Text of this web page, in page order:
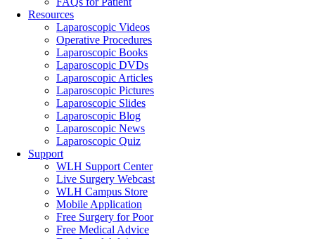
Resources
Laparoscopic Videos
Operative Procedures
Laparoscopic Books
Laparoscopic DVDs
Laparoscopic Articles
Laparoscopic Pictures
Laparoscopic Slides
Laparoscopic Blog
Laparoscopic News
Laparoscopic Quiz
Support
WLH Support Center
Live Surgery Webcast
WLH Campus Store
Mobile Application
Free Surgery for Poor
Free Medical Advice